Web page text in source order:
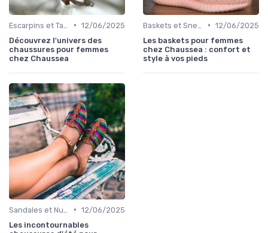
• 12/06/2025
Découvrez l'univers des
chaussures pour femmes
chez Chaussea
• 12/06/2025
Les baskets pour femmes
chez Chaussea : confort et
style à vos pieds
• 12/06/2025
Les incontournables